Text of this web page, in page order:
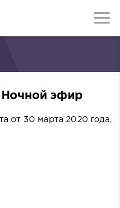
эфир
от 30 марта 2020 года.